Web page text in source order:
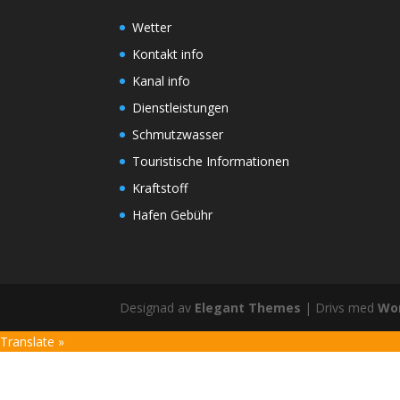
Wetter
Kontakt info
Kanal info
Dienstleistungen
Schmutzwasser
Touristische Informationen
Kraftstoff
Hafen Gebühr
Designad av Elegant Themes | Drivs med
Translate »